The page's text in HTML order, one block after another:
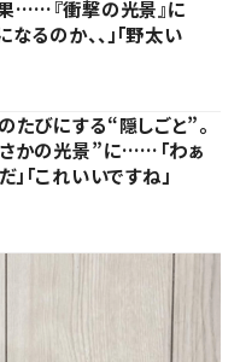
……『衝撃の光景』に
るのか、、」「野太い
びにする“隠しごと”。
かの光景”に……「わぁ
」「これいいですね」